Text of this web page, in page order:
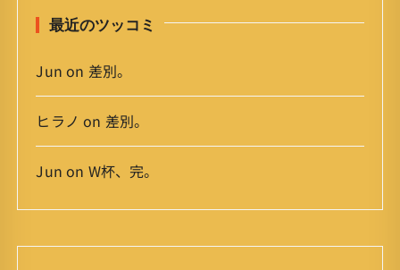
最近のツッコミ
Jun on 差別。
ヒラノ on 差別。
Jun on W杯、完。